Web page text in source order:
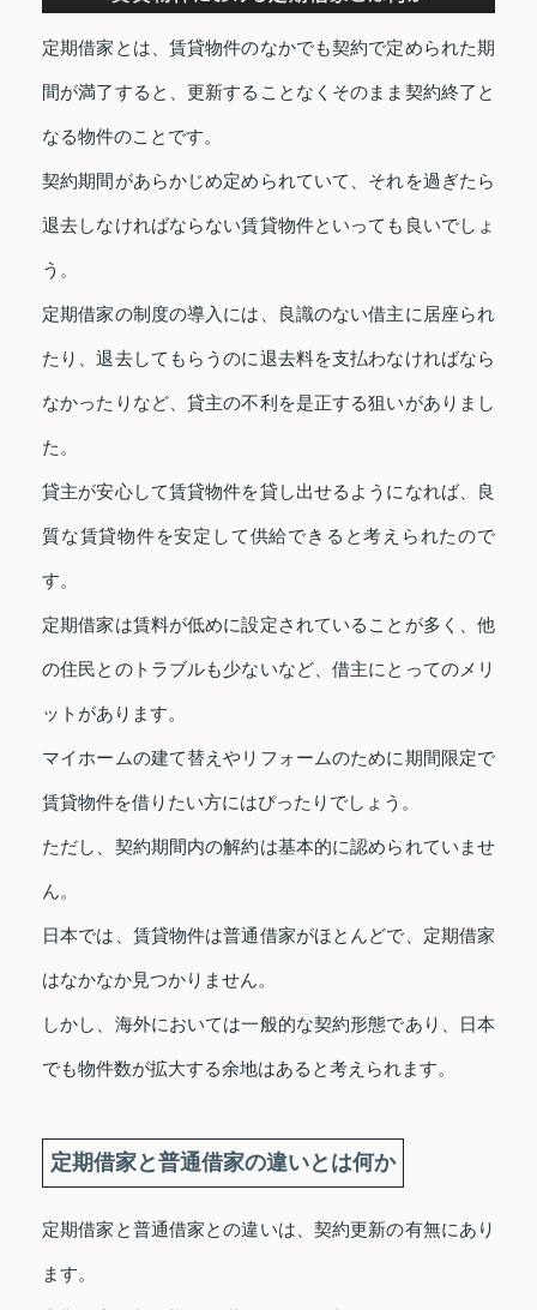
定期借家とは、賃貸物件のなかでも契約で定められた期
間が満了すると、更新することなくそのまま契約終了と
なる物件のことです。
契約期間があらかじめ定められていて、それを過ぎたら
退去しなければならない賃貸物件といっても良いでしょ
う。
定期借家の制度の導入には、良識のない借主に居座られ
たり、退去してもらうのに退去料を支払わなければなら
なかったりなど、貸主の不利を是正する狙いがありまし
た。
貸主が安心して賃貸物件を貸し出せるようになれば、良
質な賃貸物件を安定して供給できると考えられたので
す。
定期借家は賃料が低めに設定されていることが多く、他
の住民とのトラブルも少ないなど、借主にとってのメリ
ットがあります。
マイホームの建て替えやリフォームのために期間限定で
賃貸物件を借りたい方にはぴったりでしょう。
ただし、契約期間内の解約は基本的に認められていませ
ん。
日本では、賃貸物件は普通借家がほとんどで、定期借家
はなかなか見つかりません。
しかし、海外においては一般的な契約形態であり、日本
でも物件数が拡大する余地はあると考えられます。
定期借家と普通借家の違いとは何か
定期借家と普通借家との違いは、契約更新の有無にあり
ます。